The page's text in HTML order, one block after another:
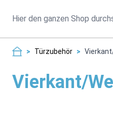
Suche
> Türzubehör >
Vierkant/